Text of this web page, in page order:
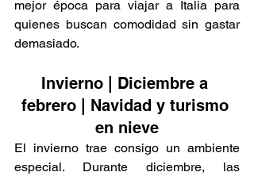
mejor época para viajar a Italia para
quienes buscan comodidad sin gastar
demasiado.
Invierno | Diciembre a
febrero | Navidad y turismo
en nieve
El invierno trae consigo un ambiente
especial. Durante diciembre, las